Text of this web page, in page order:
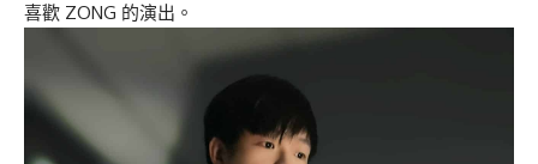
喜歡 ZONG 的演出。